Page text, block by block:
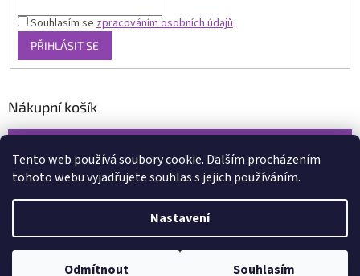
Tento web používá soubory cookie. Dalším procházením
tohoto webu vyjadřujete souhlas s jejich používáním.
Nastavení
Odmítnout Souhlasím
Souhlasím se zpracováním osobních údajů
PŘIHLÁSIT SE
Nákupní košík
Vytvořil Shoptet
Copyright 2026www.xcena.cz. Všechna práva vyhrazena.Upravit